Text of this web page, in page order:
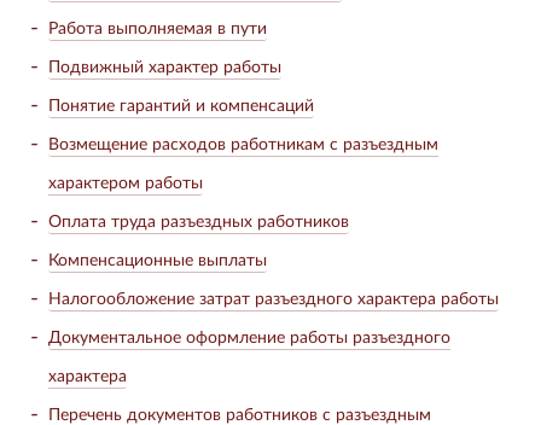
Работа выполняемая в пути
Подвижный характер работы
Понятие гарантий и компенсаций
Возмещение расходов работникам с разъездным
характером работы
Оплата труда разъездных работников
Компенсационные выплаты
Налогообложение затрат разъездного характера работы
Документальное оформление работы разъездного
характера
Перечень документов работников с разъездным